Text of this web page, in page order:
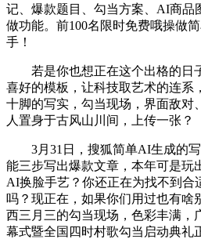
记、爆款题目、勾当方案、AI商品
做功能。前100名限时免费哦操做
手！
若是你也想正在这个出格的日
喜好的模板，让科技取艺术的连系
十脚的写实，勾当现场，界面敌对
人置身于古风山川间，上传一张？
3月31日，搜狐简单AI生成的写
能三步写出爆款文章，本年可是玩
AI换脸手艺？你还正在为找不到合
吗？现正在，如果你们用过也有啥
西三月三的勾当现场，色彩丰满，
幕式暨全国四时村歌勾当启动典礼